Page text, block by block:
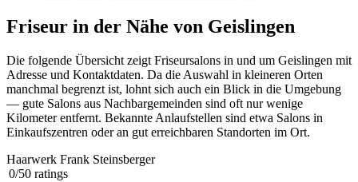
Friseur in der Nähe von Geislingen
Die folgende Übersicht zeigt Friseursalons in und um Geislingen mit
Adresse und Kontaktdaten. Da die Auswahl in kleineren Orten
manchmal begrenzt ist, lohnt sich auch ein Blick in die Umgebung
— gute Salons aus Nachbargemeinden sind oft nur wenige
Kilometer entfernt. Bekannte Anlaufstellen sind etwa Salons in
Einkaufszentren oder an gut erreichbaren Standorten im Ort.
Haarwerk Frank Steinsberger
0/50 ratings